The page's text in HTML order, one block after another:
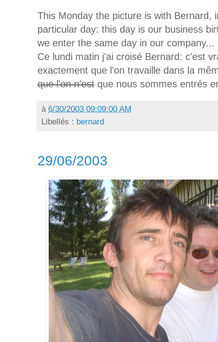
This Monday the picture is with Bernard,
particular day: this day is our business
we enter the same day in our company...
Ce lundi matin j'ai croisé Bernard: c'est
exactement que l'on travaille dans la
que l'on n'est que nous sommes entrés
à 6/30/2003 09:09:00 AM
Libellés : bernard
29/06/2003